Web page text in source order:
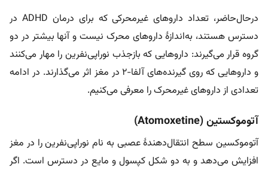
درحال‌حاضر، تعداد داروهای غیرمحرکی که برای درمان ADHD در
دسترس هستند، به‌اندازۀ داروهای محرک نیست و آنها بیشتر در دو
گروه قرار می‌گیرند: داروهایی که بازجذب نوراپی‌نفرین را مهار می‌کنند
و داروهایی که روی گیرنده‌های آلفا-۲ در مغز اثر می‌گذارند. در ادامه
تعدادی از داروهای غیرمحرک را معرفی می‌کنیم.
آتوموکستین (Atomoxetine)
آتوموکسین سطح انتقال‌دهندۀ عصبی به نام نوراپی‌نفرین را در مغز
افزایش می‌دهد و به دو شکل کپسول و مایع در دسترس است. اگر